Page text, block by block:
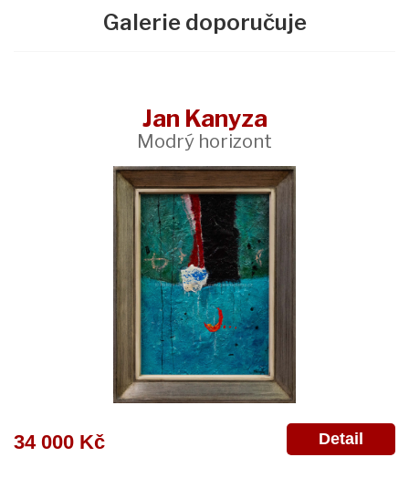
Galerie doporučuje
Jan Kanyza
Modrý horizont
34 000 Kč Detail